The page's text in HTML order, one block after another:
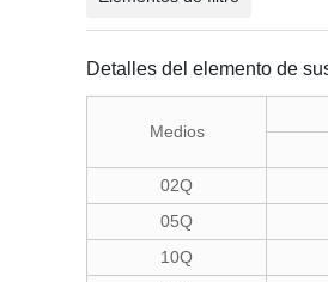
Detalles del elemento de
Medios
02Q
05Q
10Q